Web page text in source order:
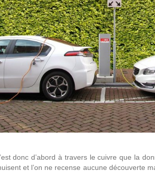
donc d’abord à travers le cuivre que la
et l’on ne recense aucune découverte